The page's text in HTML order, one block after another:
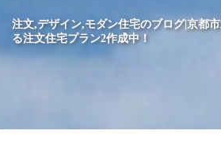
注文,デザイン,モダン住宅のブログ|京都
る注文住宅プラン2作成中！